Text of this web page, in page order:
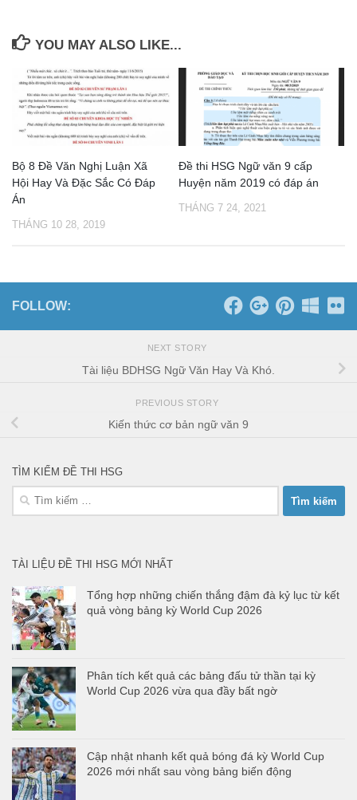
YOU MAY ALSO LIKE...
Bộ 8 Đề Văn Nghị Luận Xã
Hội Hay Và Đặc Sắc Có Đáp
Án
THÁNG 10 28, 2019
Đề thi HSG Ngữ văn 9 cấp
Huyện năm 2019 có đáp án
THÁNG 7 24, 2021
FOLLOW:
NEXT STORY
Tài liệu BDHSG Ngữ Văn Hay Và Khó.
PREVIOUS STORY
Kiến thức cơ bản ngữ văn 9
TÌM KIẾM ĐỀ THI HSG
Tìm
TÀI LIỆU ĐỀ THI HSG MỚI NHẤT
Tổng hợp những chiến thắng đậm đà kỷ lục từ kết
quả vòng bảng kỳ World Cup 2026
Phân tích kết quả các bảng đấu tử thần tại kỳ
World Cup 2026 vừa qua đầy bất ngờ
Cập nhật nhanh kết quả bóng đá kỳ World Cup
2026 mới nhất sau vòng bảng biến động